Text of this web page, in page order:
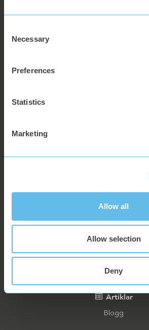
Selection
Necessary
Preferences
Statistics
Marketing
Allow all
Allow selection
Deny
470 Ramona Street, Palo Alto
Connectitude OEM
Kontakt
Företaget
Partners
Artiklar
Blogg